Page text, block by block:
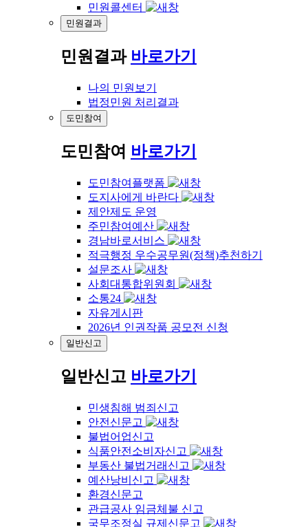
민원콜센터
민원결과
민원결과 바로가기
나의 민원보기
법정민원 처리결과
도민참여
도민참여 바로가기
도민참여플랫폼
도지사에게 바란다
제안제도 운영
주민참여예산
경남바로서비스
적극행정 우수공무원(정책)추천하기
설문조사
사회대통합위원회
소통24
자유게시판
2026년 인권작품 공모전 신청
일반신고
일반신고 바로가기
민생침해 범죄신고
안전신문고
불법어업신고
식품안전소비자신고
부동산 불법거래신고
예산낭비신고
환경신문고
관급공사 임금체불 신고
국무조정실 규제신문고